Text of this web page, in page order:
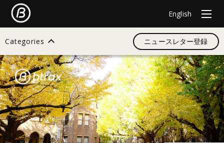
English
Categories
検索
すべて
ニュースレター登録